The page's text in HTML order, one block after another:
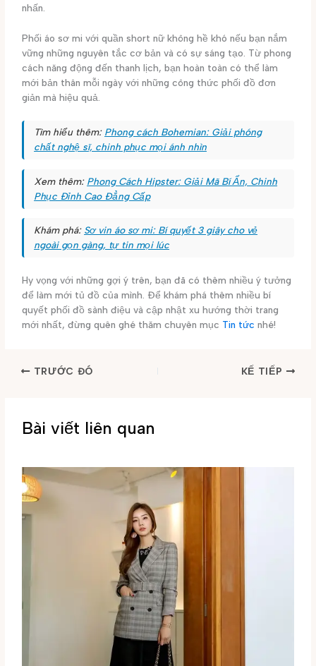
nhấn.
Phối áo sơ mi với quần short nữ không hề khó nếu bạn nắm
vững những nguyên tắc cơ bản và có sự sáng tạo. Từ phong
cách năng động đến thanh lịch, bạn hoàn toàn có thể làm
mới bản thân mỗi ngày với những công thức phối đồ đơn
giản mà hiệu quả.
Tìm hiểu thêm: Phong cách Bohemian: Giải phóng
chất nghệ sĩ, chinh phục mọi ánh nhìn
Xem thêm: Phong Cách Hipster: Giải Mã Bí Ẩn, Chinh
Phục Đỉnh Cao Đẳng Cấp
Khám phá: Sơ vin áo sơ mi: Bí quyết 3 giây cho vẻ
ngoài gọn gàng, tự tin mọi lúc
Hy vọng với những gợi ý trên, bạn đã có thêm nhiều ý tưởng
để làm mới tủ đồ của mình. Để khám phá thêm nhiều bí
quyết phối đồ sành điệu và cập nhật xu hướng thời trang
mới nhất, đừng quên ghé thăm chuyên mục Tin tức nhé!
TRƯỚC ĐÓ KẾ TIẾP
Bài viết liên quan